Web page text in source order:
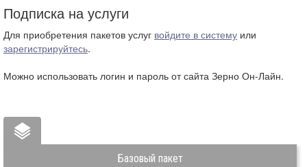
Подписка на услуги
Для приобретения пакетов услуг войдите в систему или
зарегистрируйтесь.
Можно использовать логин и пароль от сайта Зерно Он-Лайн.
Базовый пакет